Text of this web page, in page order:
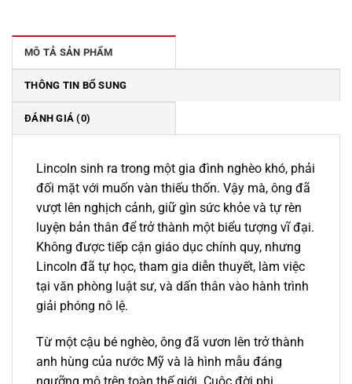
MÔ TẢ SẢN PHẨM
THÔNG TIN BỔ SUNG
ĐÁNH GIÁ (0)
Lincoln sinh ra trong một gia đình nghèo khó, phải
đối mặt với muốn vàn thiếu thốn. Vậy mà, ông đã
vượt lên nghịch cảnh, giữ gìn sức khỏe và tự rèn
luyện bản thân để trở thành một biểu tượng vĩ đại.
Không được tiếp cận giáo dục chính quy, nhưng
Lincoln đã tự học, tham gia diễn thuyết, làm việc
tại văn phòng luật sư, và dấn thân vào hành trình
giải phóng nô lệ.
Từ một cậu bé nghèo, ông đã vươn lên trở thành
anh hùng của nước Mỹ và là hình mẫu đáng